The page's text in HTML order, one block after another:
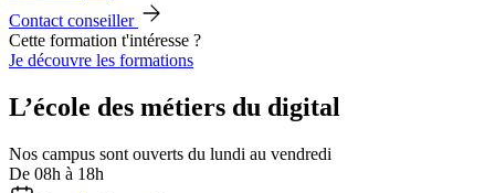
Contact conseiller
Cette formation t'intéresse ?
Je découvre les formations
L’école des métiers du digital
Nos campus sont ouverts du lundi au vendredi
De 08h à 18h